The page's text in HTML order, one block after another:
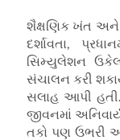
શૈક્ષણિક ખંત અને
દર્શાવતા,
સિમ્યુલેશન
સંચાલન કરી
સલાહ આપી
જીવનમાં
તકો પણ ઉભરી